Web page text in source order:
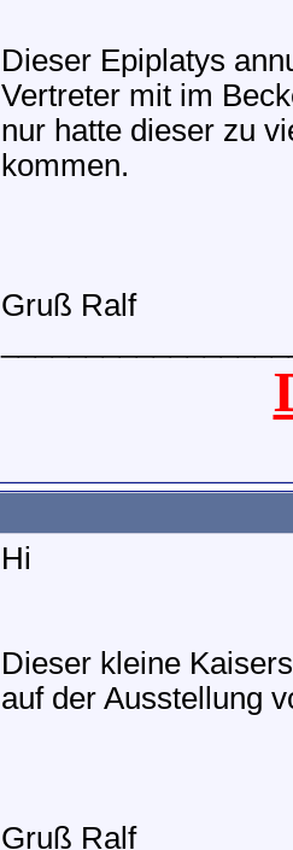
Dieser Epiplatys
Vertreter mit im
nur hatte dieser zu
kommen.
Gruß Ralf
Hi
Dieser kleine
auf der Ausstellung
Gruß Ralf